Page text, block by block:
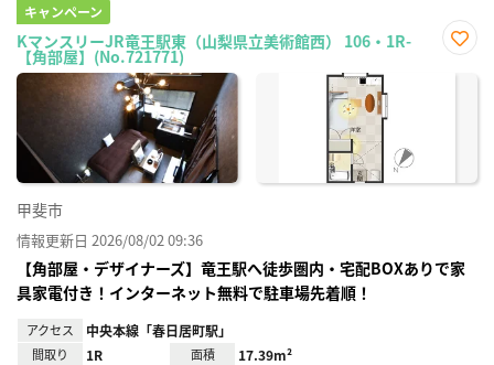
キャンペーン
KマンスリーJR竜王駅東（山梨県立美術館西） 106・1R-
【角部屋】(No.721771)
に入
甲斐市
情報更新日 2026/08/02 09:36
【角部屋・デザイナーズ】竜王駅へ徒歩圏内・宅配BOXありで家
具家電付き！インターネット無料で駐車場先着順！
アクセス 中央本線「春日居町駅」
間取り 1R 面積 17.39m²